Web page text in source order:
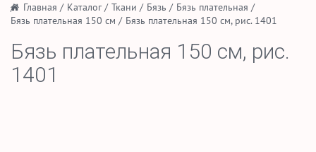
/ Главная / Каталог/ Ткани / Бязь / Бязь плательная /
Бязь плательная 150 см / Бязь плательная 150 см, рис. 1401
Бязь плательная 150 см, рис.
1401